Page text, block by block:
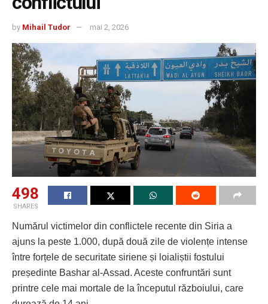
by Mihail Tudor mai 2, 2026
498
SHARES
Numărul victimelor din conflictele recente din Siria a
ajuns la peste 1.000, după două zile de violențe intense
între forțele de securitate siriene și loialiștii fostului
președinte Bashar al-Assad. Aceste confruntări sunt
printre cele mai mortale de la începutul războiului, care